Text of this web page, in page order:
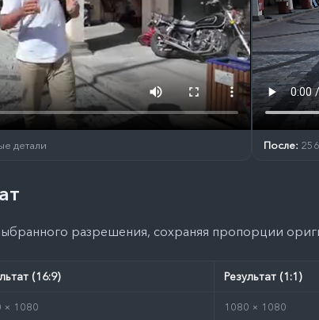
детали После:
разрешения, сохраняя пропорции
(16:9) Результат (1:1)
× 1080 1080 × 1080